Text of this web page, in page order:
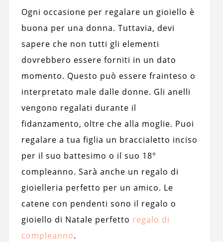
Ogni occasione per regalare un gioiello è
buona per una donna. Tuttavia, devi
sapere che non tutti gli elementi
dovrebbero essere forniti in un dato
momento. Questo può essere frainteso o
interpretato male dalle donne. Gli anelli
vengono regalati durante il
fidanzamento, oltre che alla moglie. Puoi
regalare a tua figlia un braccialetto inciso
per il suo battesimo o il suo 18°
compleanno. Sarà anche un regalo di
gioielleria perfetto per un amico. Le
catene con pendenti sono il regalo o
gioiello di Natale perfetto regalo di
compleanno.